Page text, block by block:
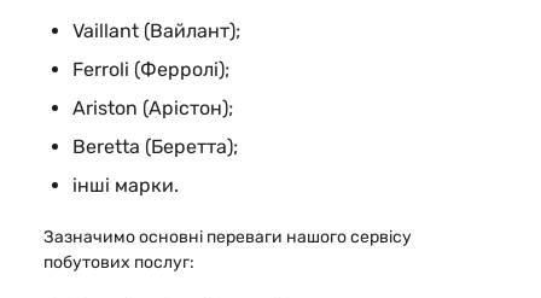
Vaillant (Вайлант);
Ferroli (Ферролі);
Ariston (Арістон);
Beretta (Беретта);
інші марки.
Зазначимо основні переваги нашого сервісу
побутових послуг: